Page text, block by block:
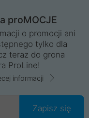
proMOCJE
o promocji ani
tylko dla
teraz do grona
ProLine!
informacji
Zapisz się